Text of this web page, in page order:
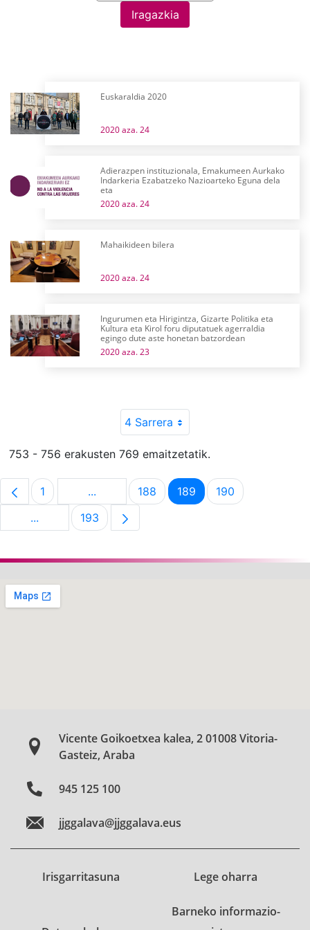
Iragazkia
Euskaraldia 2020
2020 aza. 24
Adierazpen instituzionala, Emakumeen Aurkako
Indarkeria Ezabatzeko Nazioarteko Eguna dela
eta
2020 aza. 24
Mahaikideen bilera
2020 aza. 24
Ingurumen eta Hirigintza, Gizarte Politika eta
Kultura eta Kirol foru diputatuek agerraldia
egingo dute aste honetan batzordean
2020 aza. 23
4 Sarrera
753 - 756 erakusten 769 emaitzetatik.
Orrialdea
1 ...Intermediate Pages Use TAB to navigate.
Orrialdea
188 Orrialdea
189 Orrialdea
190
...Intermediate Pages Use TAB to navigate.
Orrialdea
193
Vicente Goikoetxea kalea, 2 01008 Vitoria-
Gasteiz, Araba
945 125 100
jjggalava@jjggalava.eus
Irisgarritasuna Lege oharra
Barneko informazio-